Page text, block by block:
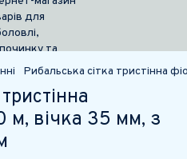
Рибальська сітка тристінна
м, вічка 35 мм, з